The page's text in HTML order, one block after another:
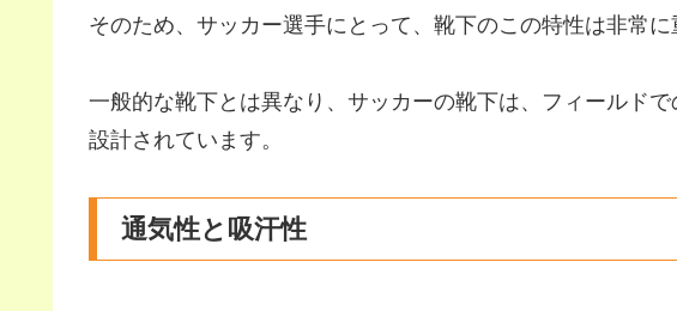
そのため、サッカー選手にとって、靴下のこの特性は非常に
一般的な靴下とは異なり、サッカーの靴下は、フィールド
設計されています。
通気性と吸汗性